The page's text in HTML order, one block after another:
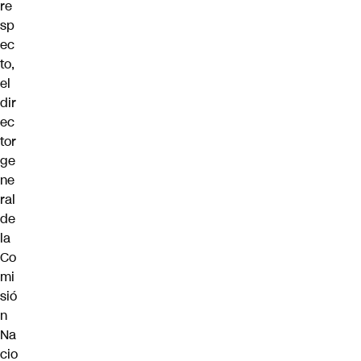
re
sp
ec
to,
el
dir
ec
tor
ge
ne
ral
de
la
Co
mi
sió
n
Na
cio